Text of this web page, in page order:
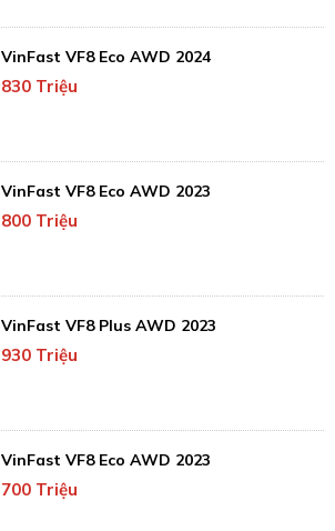
VinFast VF8 Eco AWD 2024
830 Triệu
VinFast VF8 Eco AWD 2023
800 Triệu
VinFast VF8 Plus AWD 2023
930 Triệu
VinFast VF8 Eco AWD 2023
700 Triệu